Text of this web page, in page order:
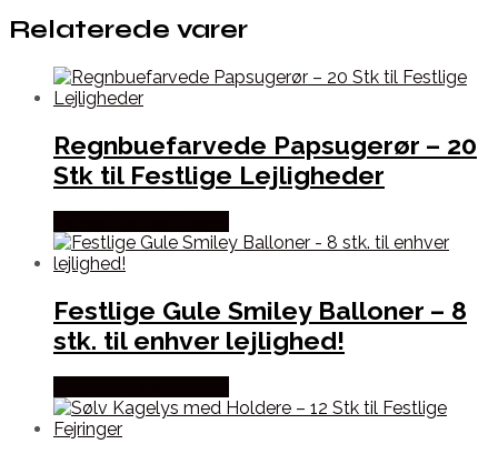
Relaterede varer
Regnbuefarvede Papsugerør – 20
Stk til Festlige Lejligheder
Festlige Gule Smiley Balloner – 8
stk. til enhver lejlighed!